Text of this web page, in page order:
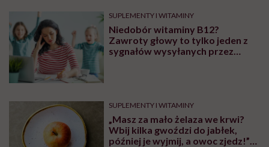
SUPLEMENTY I WITAMINY
Niedobór witaminy B12?
Zawroty głowy to tylko jeden z
sygnałów wysyłanych przez
SUPLEMENTY I WITAMINY
„Masz za mało żelaza we krwi?
Wbij kilka gwoździ do jabłek,
później je wyjmij, a owoc zjedz!”